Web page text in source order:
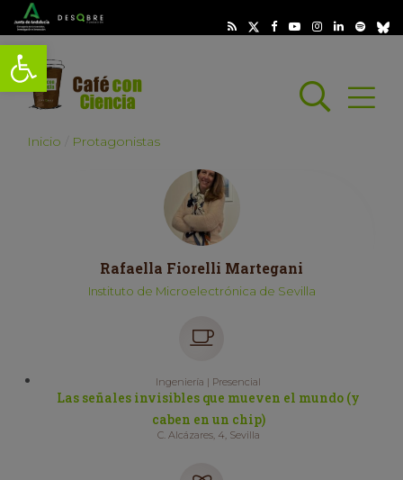
Abrir barra de herramientas
Abrir
Inicio Protagonistas
Rafaella Fiorelli Martegani
Instituto de Microelectrónica de Sevilla
Ingeniería | Presencial
Las señales invisibles que mueven el mundo (y
caben en un chip)
C. Alcázares, 4, Sevilla